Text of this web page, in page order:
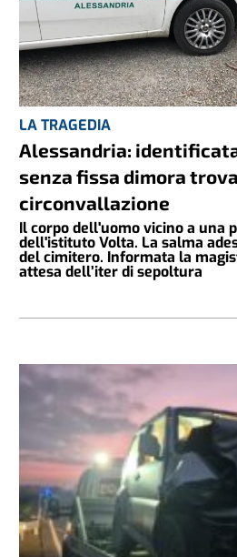
LA TRAGEDIA
Alessandria:
senza fissa dimora
circonvallazione
Il corpo dell'uomo vicino a una
dell'istituto Volta. La salma
del cimitero. Informata la
attesa dell’iter di sepoltura